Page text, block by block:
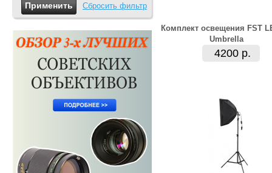
Сбросить фильтр
Комплект освещения FST
Umbrella
4200 р.